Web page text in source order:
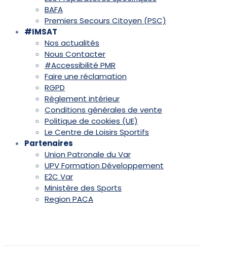
BAFA
Premiers Secours Citoyen (PSC)
#IMSAT
Nos actualités
Nous Contacter
#Accessibilité PMR
Faire une réclamation
RGPD
Règlement intérieur
Conditions générales de vente
Politique de cookies (UE)
Le Centre de Loisirs Sportifs
Partenaires
Union Patronale du Var
UPV Formation Développement
E2C Var
Ministère des Sports
Region PACA